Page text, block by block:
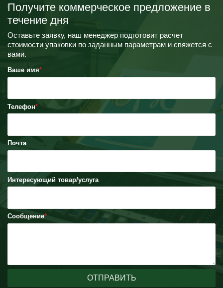
Получите коммерческое предложение в
течение дня
Оставьте заявку, наш менеджер подготовит расчет
стоимости упаковки по заданным параметрам и свяжется с
вами.
Ваше имя
Телефон
Почта
Интересующий товар/услуга
Сообщение